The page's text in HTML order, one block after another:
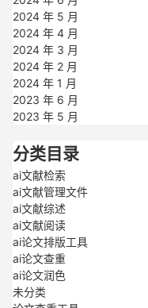
2024 年 5 月
2024 年 4 月
2024 年 3 月
2024 年 2 月
2024 年 1 月
2023 年 6 月
2023 年 5 月
分类目录
ai文献检索
ai文献管理文件
ai文献综述
ai文献阅读
ai论文排版工具
ai论文查重
ai论文润色
未分类